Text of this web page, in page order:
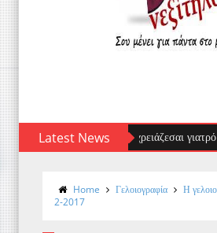
Latest News
αποφύγεις και πότε χρειάζεσαι γιατρό
Home Γελοιογραφία
Η
2-2017